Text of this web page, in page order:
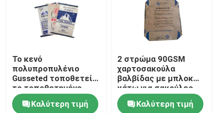
Τσάντα συσκευασίας λιπάσματος
Τοποθετημένες σε στρώματα BOPP υφαμένες PP
Τσάντες συσκευασίας άμμου
Τύπος βαλβίδας PE
Το κενό
πολυπροπυλένιο
Gusseted τοποθετεί
το τοποθετημένο
υφαμένο PP τσιμέντο
τσαντών σε σάκκο
Καλύτερη τιμή
2 στρώμα 90GSM
χαρτοσακούλα
βαλβίδας με μπλοκ
κάτω για σακούλες
συσκευασίας
τσιμέντου 50kg
Καλύτερη τιμή